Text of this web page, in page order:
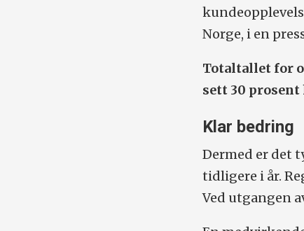
Norge, i en
Totaltallet for
sett 30 prosent
Klar bedring
Dermed er det
tidligere i år.
Ved utgangen